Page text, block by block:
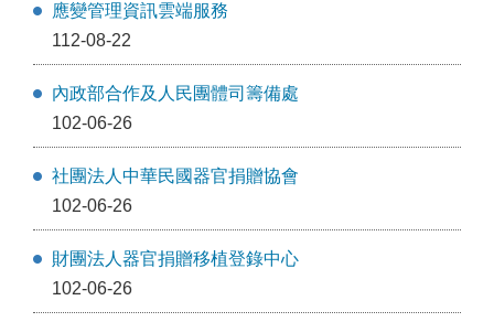
應變管理資訊雲端服務
112-08-22
內政部合作及人民團體司籌備處
102-06-26
社團法人中華民國器官捐贈協會
102-06-26
財團法人器官捐贈移植登錄中心
102-06-26